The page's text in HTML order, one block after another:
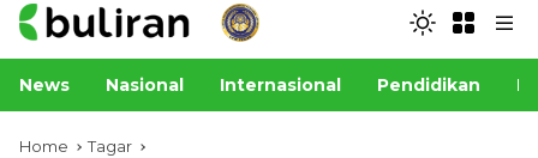
News Nasional Internasional Pendidikan
Home Tagar